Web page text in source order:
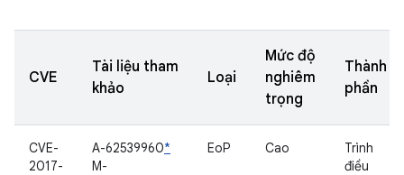
CVE
Tài liệu tham
khảo
Loại
Mức độ
nghiêm
trọng
Thành
phần
CVE-
2017-
A-62539960*
M-
EoP Cao
Trình
điều